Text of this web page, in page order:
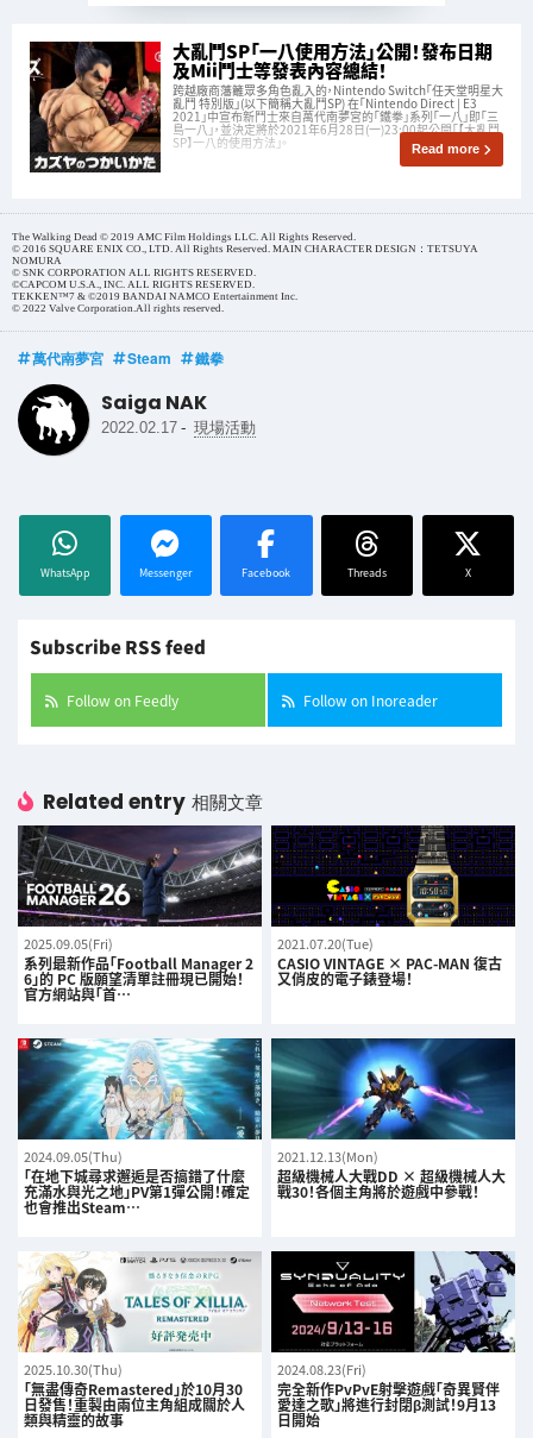
大亂鬥SP「一八使用方法」公開！發布日期
及Mii鬥士等發表內容總結！
跨越廠商藩籬眾多角色亂入的，Nintendo Switch「任天堂明星大
亂鬥 特別版」(以下簡稱大亂鬥SP) 在「Nintendo Direct | E3
2021」中宣布新鬥士來自萬代南夢宮的「鐵拳」系列「一八」即「三
島一八」，並決定將於2021年6月28日(一)23:00起公開「【大亂鬥
SP】一八的使用方法」。 Read more
The Walking Dead © 2019 AMC Film Holdings LLC. All Rights Reserved.
© 2016 SQUARE ENIX CO., LTD. All Rights Reserved. MAIN CHARACTER DESIGN：TETSUYA
NOMURA
© SNK CORPORATION ALL RIGHTS RESERVED.
©CAPCOM U.S.A., INC. ALL RIGHTS RESERVED.
TEKKEN™7 & ©2019 BANDAI NAMCO Entertainment Inc.
© 2022 Valve Corporation.All rights reserved.
萬代南夢宮 Steam 鐵拳
Saiga NAK
2022.02.17 - 現場活動
WhatsApp Messenger Facebook Threads X
Subscribe RSS feed
Follow on Feedly Follow on Inoreader
Related entry 相關文章
2025.09.05(Fri)
系列最新作品「Football Manager 2
6」的 PC 版願望清單註冊現已開始！
官方網站與「首…
2021.07.20(Tue)
CASIO VINTAGE × PAC-MAN 復古
又俏皮的電子錶登場！
2024.09.05(Thu)
「在地下城尋求邂逅是否搞錯了什麼
充滿水與光之地」PV第1彈公開！確定
也會推出Steam…
2021.12.13(Mon)
超級機械人大戰DD × 超級機械人大
戰30！各個主角將於遊戲中參戰！
2025.10.30(Thu)
「無盡傳奇Remastered」於10月30
日發售！重製由兩位主角組成關於人
類與精靈的故事
2024.08.23(Fri)
完全新作PvPvE射擊遊戲「奇異賢伴
愛達之歌」將進行封閉β測試！9月13
日開始